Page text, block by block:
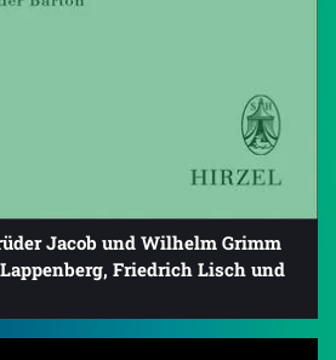
Jacob und Wilhelm Grimm
Friedrich Lisch und